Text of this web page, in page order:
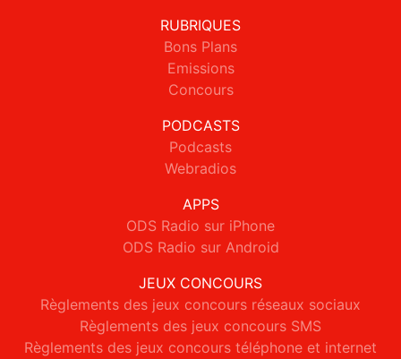
RUBRIQUES
Bons Plans
Emissions
Concours
PODCASTS
Podcasts
Webradios
APPS
ODS Radio sur iPhone
ODS Radio sur Android
JEUX CONCOURS
Règlements des jeux concours réseaux sociaux
Règlements des jeux concours SMS
Règlements des jeux concours téléphone et internet